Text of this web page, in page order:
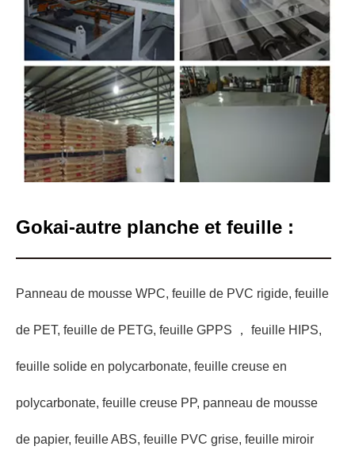
Gokai-autre planche et feuille :
Panneau de mousse WPC, feuille de PVC rigide, feuille
de PET, feuille de PETG, feuille GPPS ， feuille HIPS,
feuille solide en polycarbonate, feuille creuse en
polycarbonate, feuille creuse PP, panneau de mousse
de papier, feuille ABS, feuille PVC grise, feuille miroir